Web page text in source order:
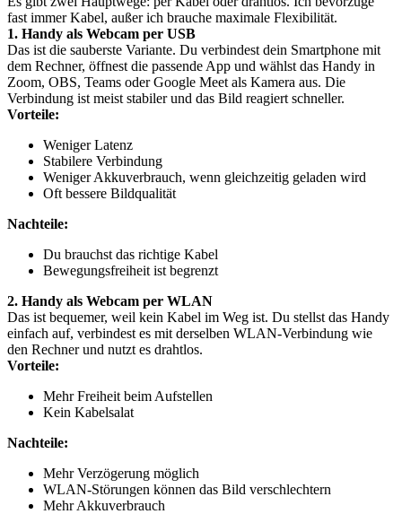
fast immer Kabel, außer ich brauche maximale Flexibilität.
1. Handy als Webcam per USB
Das ist die sauberste Variante. Du verbindest dein Smartphone mit
dem Rechner, öffnest die passende App und wählst das Handy in
Zoom, OBS, Teams oder Google Meet als Kamera aus. Die
Verbindung ist meist stabiler und das Bild reagiert schneller.
Vorteile:
Weniger Latenz
Stabilere Verbindung
Weniger Akkuverbrauch, wenn gleichzeitig geladen wird
Oft bessere Bildqualität
Nachteile:
Du brauchst das richtige Kabel
Bewegungsfreiheit ist begrenzt
2. Handy als Webcam per WLAN
Das ist bequemer, weil kein Kabel im Weg ist. Du stellst das Handy
einfach auf, verbindest es mit derselben WLAN-Verbindung wie
den Rechner und nutzt es drahtlos.
Vorteile:
Mehr Freiheit beim Aufstellen
Kein Kabelsalat
Nachteile:
Mehr Verzögerung möglich
WLAN-Störungen können das Bild verschlechtern
Mehr Akkuverbrauch